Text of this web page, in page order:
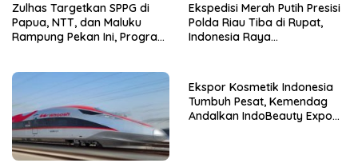
Zulhas Targetkan SPPG di
Papua, NTT, dan Maluku
Rampung Pekan Ini, Program
Ekspedisi Merah Putih Presisi
Polda Riau Tiba di Rupat,
Indonesia Raya
Ekspor Kosmetik Indonesia
Tumbuh Pesat, Kemendag
Andalkan IndoBeauty Expo